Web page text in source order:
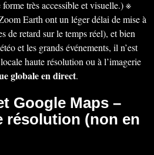
très accessible et visuelle.) ※
Earth ont un léger délai de mise à
de retard sur le temps réel), et bien
et les grands événements, il n’est
haute résolution ou à l’imagerie
globale en direct.
Google Maps –
résolution (non en